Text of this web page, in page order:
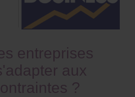
entreprises
aux
?